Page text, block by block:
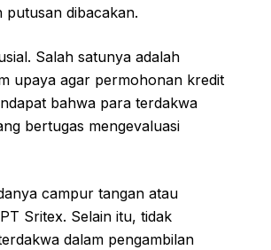
putusan dibacakan.
Salah satunya adalah
upaya agar permohonan kredit
bahwa para terdakwa
bertugas mengevaluasi
campur tangan atau
Sritex. Selain itu, tidak
dalam pengambilan